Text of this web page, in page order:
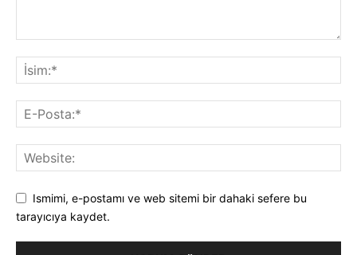
Ismimi, e-postamı ve web sitemi bir dahaki sefere bu
tarayıcıya kaydet.